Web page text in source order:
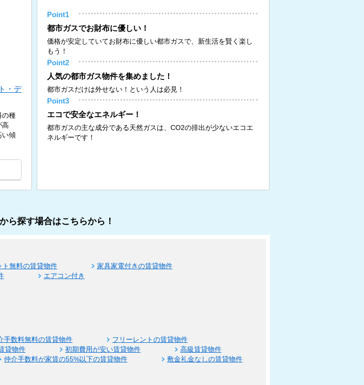
・デ
の種
高
い傾
Point1
都市ガスでお財布に優しい！
価格が安定していてお財布に優しい都市ガスで、新生活を賢く楽し
もう！
Point2
人気の都市ガス物件を集めました！
都市ガスだけは外せない！という人は必見！
Point3
エコで安全なエネルギー！
都市ガスの主な成分である天然ガスは、CO2の排出が少ないエコエ
ネルギーです！
ら探す場合はこちらから！
ト無料の賃貸物件
家具家電付きの賃貸物件
エアコン付き
手数料無料の賃貸物件
フリーレントの賃貸物件
貸物件 初期費用が安い賃貸物件
高級賃貸物件
仲介手数料が家賃の55%以下の賃貸物件 敷金礼金なしの賃貸物件